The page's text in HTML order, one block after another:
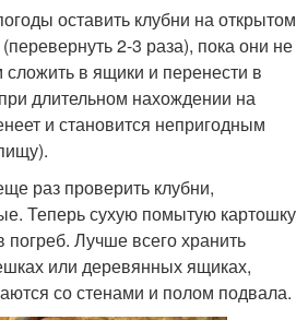
оставить клубни на открытом
2-3 раза), пока они не
сложить в ящики и перенести в
длительном нахождении на
и становится непригодным
раз проверить клубни,
Теперь сухую помытую картошку
Лучше всего хранить
или деревянных ящиках,
со стенами и полом подвала.